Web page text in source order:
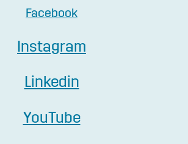
Facebook
Instagram
Linkedin
YouTube